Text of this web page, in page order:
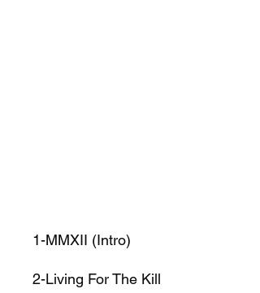
1-MMXII (Intro)
2-Living For The Kill